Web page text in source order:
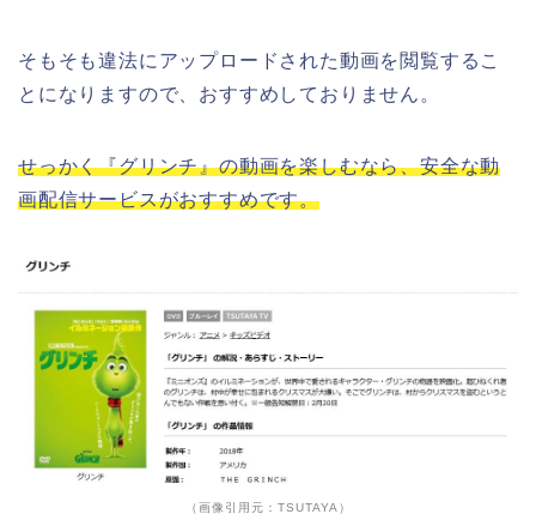
そもそも違法にアップロードされた動画を閲覧するこ
とになりますので、おすすめしておりません。
せっかく『グリンチ』の動画を楽しむなら、安全な動
画配信サービスがおすすめです。
（画像引用元：TSUTAYA）